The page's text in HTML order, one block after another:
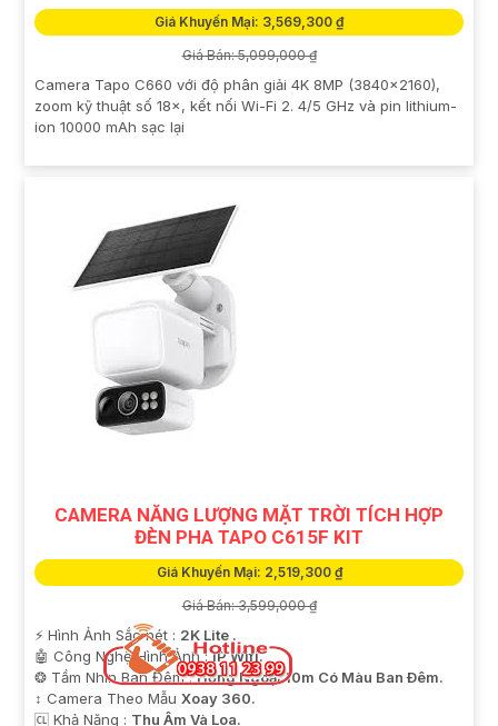
Giá Khuyến Mại: 3,569,300 ₫
Giá Bán: 5,099,000 ₫
Camera Tapo C660 với độ phân giải 4K 8MP (3840×2160),
zoom kỹ thuật số 18×, kết nối Wi-Fi 2. 4/5 GHz và pin lithium-
ion 10000 mAh sạc lại
CAMERA NĂNG LƯỢNG MẶT TRỜI TÍCH HỢP
ĐÈN PHA TAPO C615F KIT
Giá Khuyến Mại: 2,519,300 ₫
Giá Bán: 3,599,000 ₫
️⚡ Hình Ảnh Sắc nét : 2K Lite .
🤖️ Công Nghệ Hình Ảnh :IP Wifi.
❂ Tầm Nhìn Ban Đêm :Hồng Ngoại 10m Có Màu Ban Ðêm.
↕️ Camera Theo Mẫu Xoay 360.
️🆑 Khả Năng : Thu Âm Và Loa.